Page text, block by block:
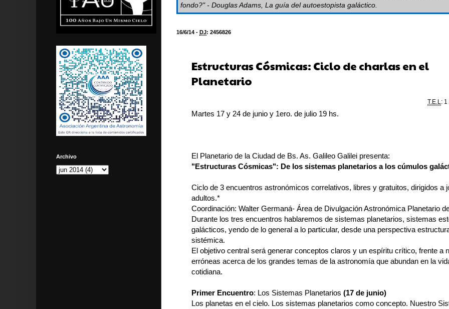
fondo?" - Douglas Adams, La guía del autoestopista galáctico.
16/6/14 - DJ: 2456826
Estructuras Cósmicas: Ciclo de charlas en el
Planetario
T.E.L:
Martes 17 y 24 de junio y 1ero. de julio 19 hs.
El Planetario de la Ciudad de Bs. As. Galileo Galilei presenta:
"Estructuras Cósmicas": De los sistemas planetarios a los cúmulos
Ciclo de 3 encuentros astronómicos correlativos, libres y gratuitos, dirigidos a
adultos.*
Coordinación: Walter Germaná- Área de Divulgación Astronómica Planetario
Durante los tres encuentros hablaremos de sistemas planetarios, sistemas
galácticos, yendo de lo general a lo particular, desde una perspectiva
sistémica.
El objetivo central será generar conceptos claros y un espíritu crítico, frente a
erróneas acerca de los grandes temas de la astronomía que abundan en la
cotidiana.
Primer Encuentro: Los Sistemas Planetarios (17 de junio)
Los planetas en el cielo. Los sistemas planetarios como concepto. Nuestro
Archivo